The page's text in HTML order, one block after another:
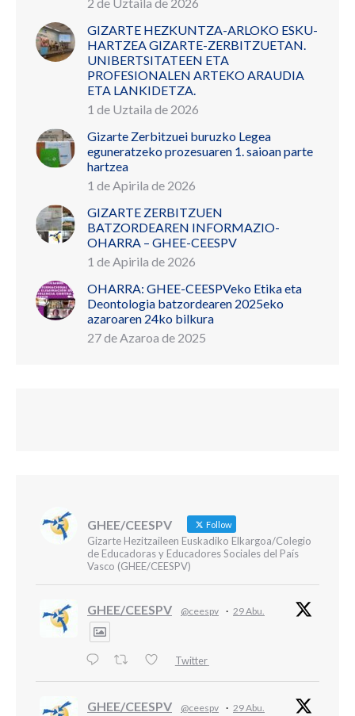
GIZARTE HEZKUNTZA-ARLOKO ESKU-
HARTZEA GIZARTE-ZERBITZUETAN.
UNIBERTSITATEEN ETA
PROFESIONALEN ARTEKO ARAUDIA
ETA LANKIDETZA.
1 de Uztaila de 2026
Gizarte Zerbitzuei buruzko Legea
eguneratzeko prozesuaren 1. saioan parte
hartzea
1 de Apirila de 2026
GIZARTE ZERBITZUEN
BATZORDEAREN INFORMAZIO-
OHARRA – GHEE-CEESPV
1 de Apirila de 2026
OHARRA: GHEE-CEESPVeko Etika eta
Deontologia batzordearen 2025eko
azaroaren 24ko bilkura
27 de Azaroa de 2025
GHEE/CEESPV Follow
Gizarte Hezitzaileen Euskadiko Elkargoa/Colegio
de Educadoras y Educadores Sociales del País
Vasco (GHEE/CEESPV)
GHEE/CEESPV @ceespv · 29 Abu.
Twitter
GHEE/CEESPV @ceespv · 29 Abu.